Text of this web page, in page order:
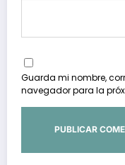
Guarda mi nombre,
navegador para la